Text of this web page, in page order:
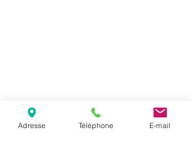
Adresse Téléphone E-mail